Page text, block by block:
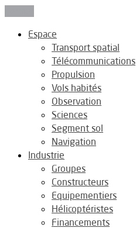
Espace
Transport spatial
Télécommunications
Propulsion
Vols habités
Observation
Sciences
Segment sol
Navigation
Industrie
Groupes
Constructeurs
Equipementiers
Hélicoptéristes
Financements